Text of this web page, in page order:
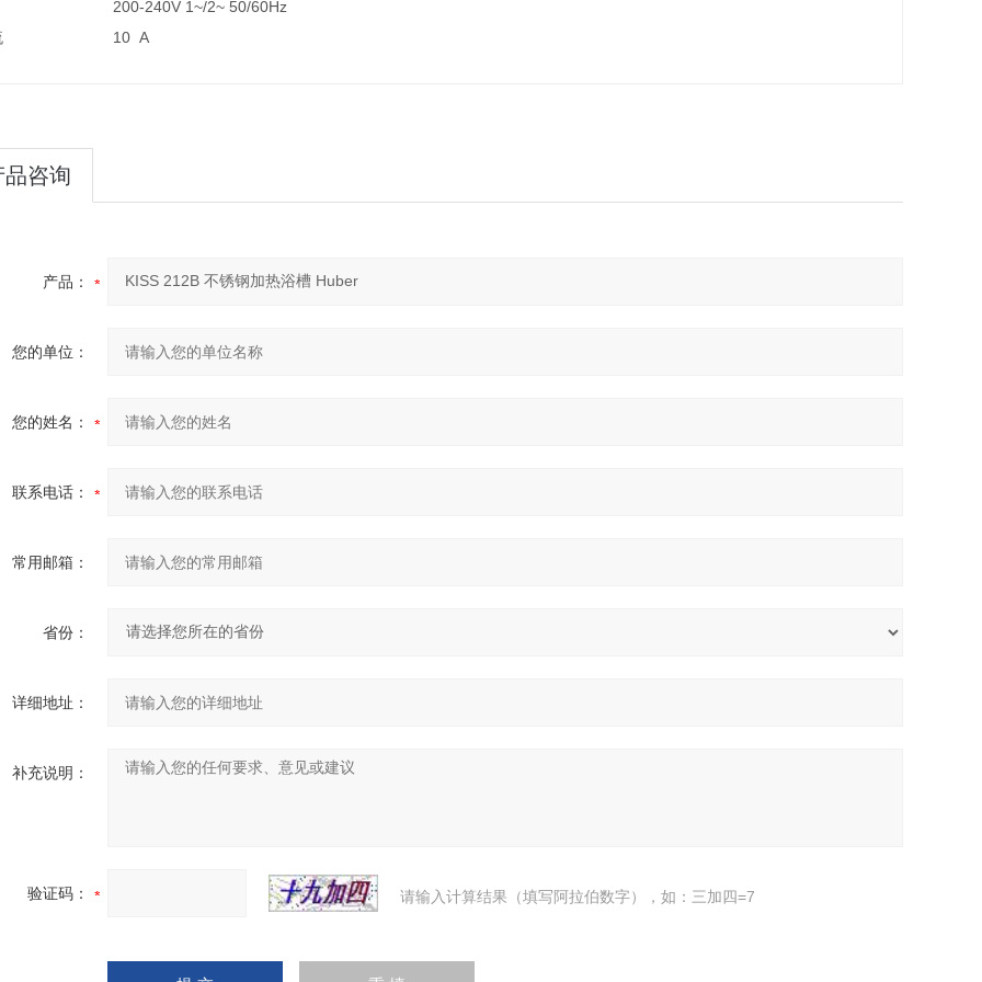
200-240V 1~/2~ 50/60Hz
10 A
品咨询
产品：
您的单位：
您的姓名：
联系电话：
常用邮箱：
省份：
详细地址：
补充说明：
验证码： 请输入计算结果（填写阿拉伯数字），如：三加四=7